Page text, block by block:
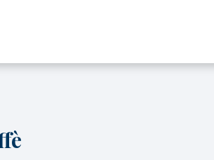
superiori a 30€*